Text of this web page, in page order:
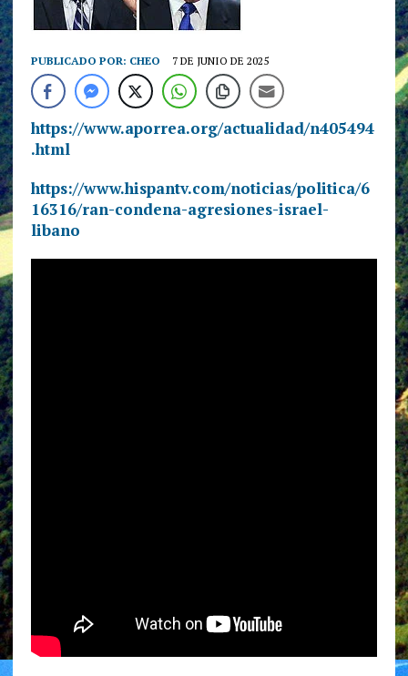
PUBLICADO POR: CHEO 7 DE JUNIO DE 2025
https://www.aporrea.org/actualidad/n405494
.html
https://www.hispantv.com/noticias/politica/6
16316/ran-condena-agresiones-israel-
libano